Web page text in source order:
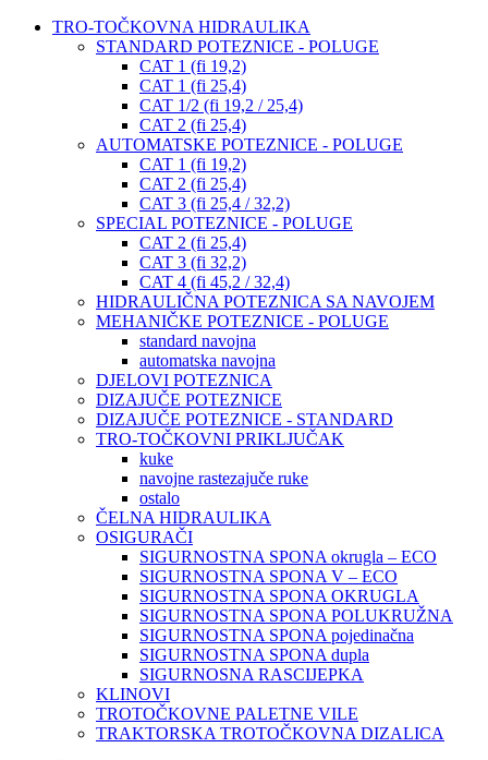
TRO-TOČKOVNA HIDRAULIKA
STANDARD POTEZNICE - POLUGE
CAT 1 (fi 19,2)
CAT 1 (fi 25,4)
CAT 1/2 (fi 19,2 / 25,4)
CAT 2 (fi 25,4)
AUTOMATSKE POTEZNICE - POLUGE
CAT 1 (fi 19,2)
CAT 2 (fi 25,4)
CAT 3 (fi 25,4 / 32,2)
SPECIAL POTEZNICE - POLUGE
CAT 2 (fi 25,4)
CAT 3 (fi 32,2)
CAT 4 (fi 45,2 / 32,4)
HIDRAULIČNA POTEZNICA SA NAVOJEM
MEHANIČKE POTEZNICE - POLUGE
standard navojna
automatska navojna
DJELOVI POTEZNICA
DIZAJUČE POTEZNICE
DIZAJUČE POTEZNICE - STANDARD
TRO-TOČKOVNI PRIKLJUČAK
kuke
navojne rastezajuče ruke
ostalo
ČELNA HIDRAULIKA
OSIGURAČI
SIGURNOSTNA SPONA okrugla – ECO
SIGURNOSTNA SPONA V – ECO
SIGURNOSTNA SPONA OKRUGLA
SIGURNOSTNA SPONA POLUKRUŽNA
SIGURNOSTNA SPONA pojedinačna
SIGURNOSTNA SPONA dupla
SIGURNOSNA RASCIJEPKA
KLINOVI
TROTOČKOVNE PALETNE VILE
TRAKTORSKA TROTOČKOVNA DIZALICA